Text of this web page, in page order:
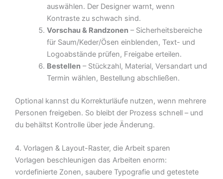
auswählen. Der Designer warnt, wenn
Kontraste zu schwach sind.
Vorschau & Randzonen– Sicherheitsbereiche
für Saum/Keder/Ösen einblenden, Text- und
Logoabstände prüfen, Freigabe erteilen.
Bestellen– Stückzahl, Material, Versandart und
Termin wählen, Bestellung abschließen.
Optional kannst du Korrekturläufe nutzen, wenn mehrere
Personen freigeben. So bleibt der Prozess schnell – und
du behältst Kontrolle über jede Änderung.
4. Vorlagen & Layout-Raster, die Arbeit sparen
Vorlagen beschleunigen das Arbeiten enorm:
vordefinierte Zonen, saubere Typografie und getestete